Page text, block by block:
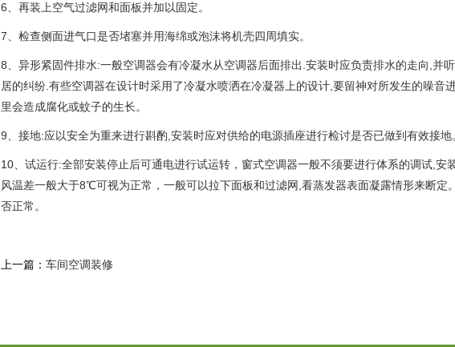
6、再装上空气过滤网和面板并加以固定。
7、检查侧面进气口是否堵塞并用海绵或泡沫将机壳四周填实。
8、异形紧固件排水:一般空调器会有冷凝水从空调器后面排出.安装时应负责排水的走向,并
居的纠纷.有些空调器在设计时采用了冷凝水喷洒在冷凝器上的设计,要留神对所发生的噪音
里会造成腐化或蚊子的生长。
9、接地:应以安全为重来进行斟酌,安装时应对供给的电源插座进行检讨是否已做到有效接地
10、试运行:全部安装停止后可通电进行试运转，窗式空调器一般不须要进行体系的调试,安
风温差一般大于8℃可视为正常，一般可以拉下面板和过滤网,看蒸发器表面凝露情形来断
否正常。
上一篇： 车间空调装修